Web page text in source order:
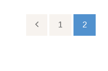
1 2